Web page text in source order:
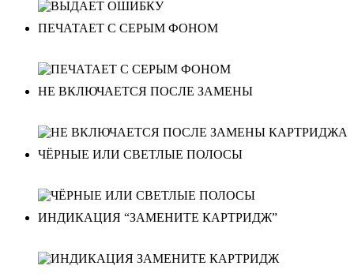
ПЕЧАТАЕТ С СЕРЫМ ФОНОМ
НЕ ВКЛЮЧАЕТСЯ ПОСЛЕ ЗАМЕНЫ
ЧЁРНЫЕ ИЛИ СВЕТЛЫЕ ПОЛОСЫ
ИНДИКАЦИЯ “ЗАМЕНИТЕ КАРТРИДЖ”